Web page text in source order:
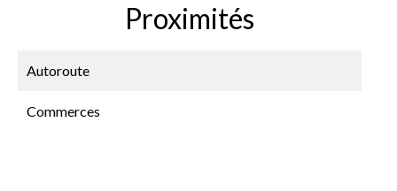
Proximités
Autoroute
Commerces